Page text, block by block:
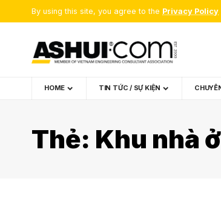
By using this site, you agree to the Privacy Policy
HOME TIN TỨC / SỰ KIỆN
Thẻ: Khu nhà